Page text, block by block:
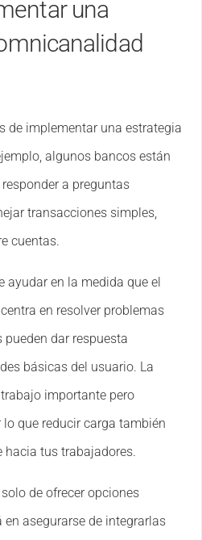
una
de implementar una estrategia
algunos bancos están
a preguntas
transacciones simples,
cuentas.
ayudar en la medida que el
en resolver problemas
dar respuesta
básicas del usuario. La
importante pero
que reducir carga también
tus trabajadores.
de ofrecer opciones
asegurarse de integrarlas